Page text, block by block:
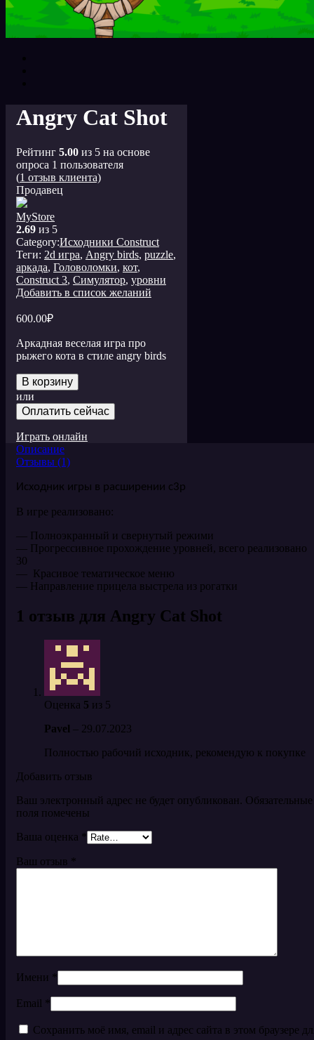
Angry Cat Shot
Рейтинг 5.00 из 5 на основе
опроса 1 пользователя
(1 отзыв клиента)
Продавец
MyStore
2.69 из 5
Category:Исходники Construct
Теги: 2d игра, Angry birds, puzzle,
аркада, Головоломки, кот,
Сonstruct 3, Симулятор, уровни
Добавить в список желаний
600.00₽
Аркадная веселая игра про
рыжего кота в стиле angry birds
В корзину
или
Оплатить сейчас
Играть онлайн
Описание
Отзывы (1)
Исходник игры в расширении c3p
В игре реализовано:
— Полноэкранный и свернутый режими
— Прогрессивное прохождение уровней, всего реализовано
30
— Красивое тематическое меню
— Направление прицела выстрела из рогатки
1 отзыв для Angry Cat Shot
Оценка 5 из 5
Pavel – 29.07.2023
Полностью рабочий исходник, рекомендую к покупке
Добавить отзыв
Ваш электронный адрес не будет опубликован. Обязательные
поля помечены
Ваша оценка *
Ваш отзыв *
Имени *
Email *
Сохранить моё имя, email и адрес сайта в этом браузере